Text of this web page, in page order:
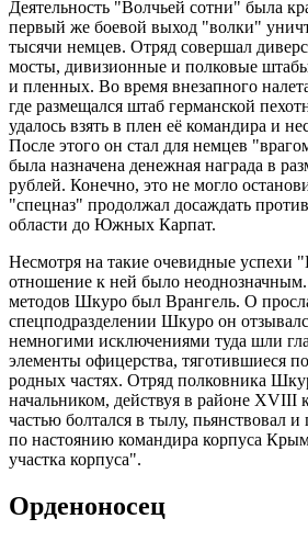
Деятельность "Волчьей сотни" была
первый же боевой выход "волки"
тысячи немцев. Отряд совершал
мосты, дивизионные и полковые
и пленных. Во время внезапного
где размещался штаб германской
удалось взять в плен её командира и
После этого он стал для немцев
была назначена денежная награда в
рублей. Конечно, это не могло
"спецназ" продолжал досаждать
области до Южных Карпат.
Несмотря на такие очевидные успехи
отношение к ней было
методов Шкуро был Врангель. О
спецподразделении Шкуро он
немногими исключениями туда шли
элементы офицерства, тяготившиеся
родных частях. Отряд полковника
начальником, действуя в районе
частью болтался в тылу, пьянствовал
по настоянию командира корпуса
участка корпуса".
Орденоносец